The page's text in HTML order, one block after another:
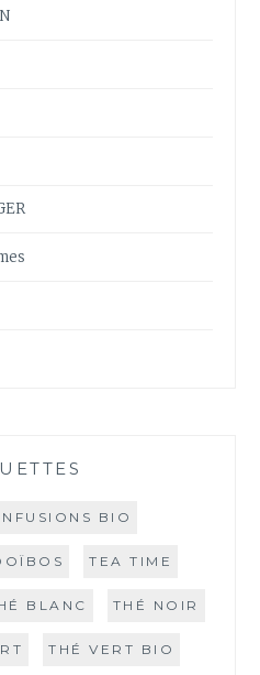
BIO
TEA TIME
BLANC THÉ NOIR
THÉ VERT BIO